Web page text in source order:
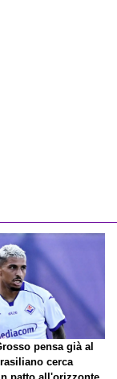
pensa già al
cerca